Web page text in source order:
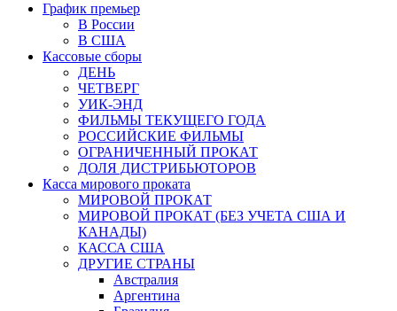
График премьер
В России
В США
Кассовые сборы
ДЕНЬ
ЧЕТВЕРГ
УИК-ЭНД
ФИЛЬМЫ ТЕКУЩЕГО ГОДА
РОССИЙСКИЕ ФИЛЬМЫ
ОГРАНИЧЕННЫЙ ПРОКАТ
ДОЛЯ ДИСТРИБЬЮТОРОВ
Касса мирового проката
МИРОВОЙ ПРОКАТ
МИРОВОЙ ПРОКАТ (БЕЗ УЧЕТА США И
КАНАДЫ)
КАССА США
ДРУГИЕ СТРАНЫ
Австралия
Аргентина